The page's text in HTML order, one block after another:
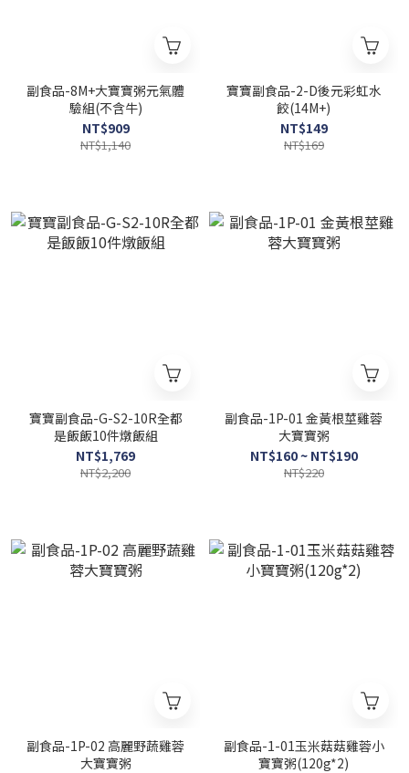
副食品-8M+大寶寶粥元氣體
驗組(不含牛)
NT$909
NT$1,140
寶寶副食品-2-D後元彩虹水
餃(14M+)
NT$149
NT$169
寶寶副食品-G-S2-10R全都
是飯飯10件燉飯組
NT$1,769
NT$2,200
副食品-1P-01 金黃根莖雞蓉
大寶寶粥
NT$160 ~ NT$190
NT$220
副食品-1P-02 高麗野蔬雞蓉
大寶寶粥
副食品-1-01玉米菇菇雞蓉小
寶寶粥(120g*2)